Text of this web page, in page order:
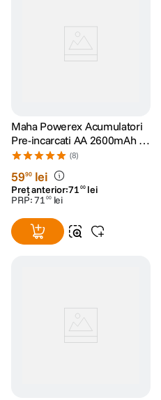
Maha Powerex Acumulatori
Pre-incarcati AA 2600mAh 4
bucati
(8)
5990 lei
Preț anterior:71 00 lei
PRP:71 00 lei